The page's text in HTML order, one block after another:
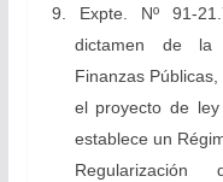
9. Expte. Nº 91-
dictamen de la
Finanzas
el proyecto de
establece un
Regularización